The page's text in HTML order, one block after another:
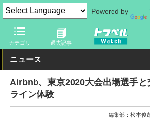
Powered by
カテゴリ 過去記事
トラベル Watch 旅の情報 書籍・Web
ニュース
Airbnb、東京2020大会出場選手と
ライン体験
編集部：松本俊